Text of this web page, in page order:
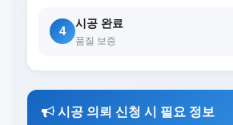
4
시공 완료
품질 보증
시공 의뢰 신청 시 필요 정보